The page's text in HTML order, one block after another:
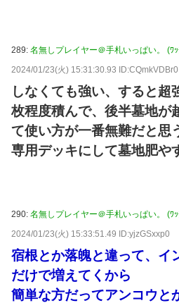
289: 名無しプレイヤー＠手札いっぱい。 (
2024/01/23(火) 15:31:30.93 ID:CQmkVDBr0
しなくても強い、すると超
枚程度積んで、後半墓地が
て使い方が一番無難だと思
専用デッキにして墓地肥や
290: 名無しプレイヤー＠手札いっぱい。 (ﾜ
2024/01/23(火) 15:33:51.49 ID:yjzGSxxp0
宿根とか落魄と違って、イ
だけで増えてくから
簡単な方だってアンコウと